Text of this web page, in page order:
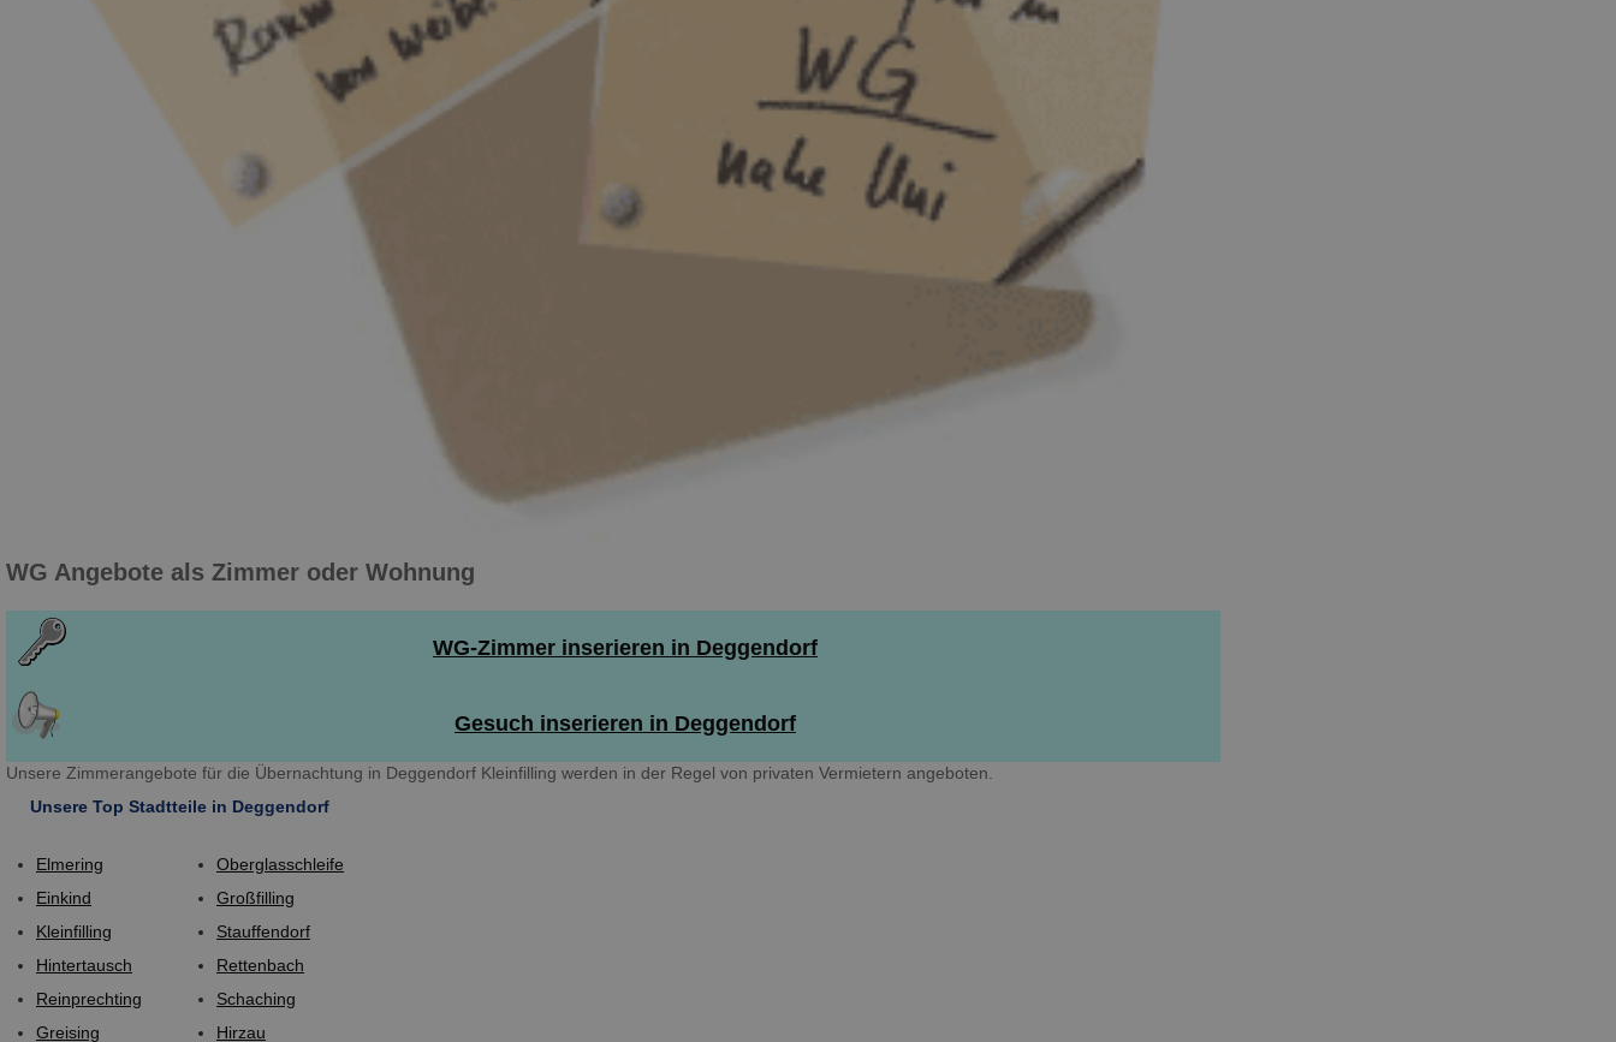
WG Angebote als Zimmer oder Wohnung
WG-Zimmer inserieren in Deggendorf
Gesuch inserieren in Deggendorf
Unsere Zimmerangebote für die Übernachtung in Deggendorf Kleinfilling werden in der Regel von privaten Vermietern angeboten.
Unsere Top Stadtteile in Deggendorf
Elmering
Einkind
Kleinfilling
Hintertausch
Reinprechting
Greising
Oberglasschleife
Großfilling
Stauffendorf
Rettenbach
Schaching
Hirzau